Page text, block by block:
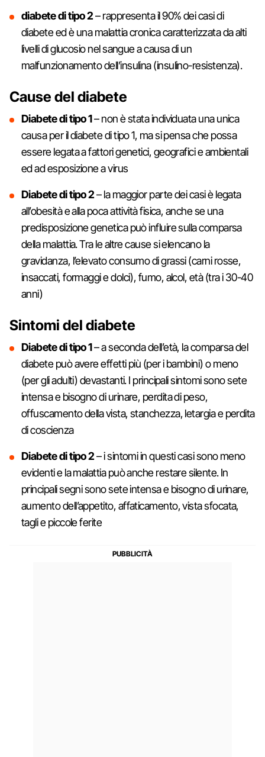
diabete di tipo 2– rappresenta il 90% dei casi di
diabete ed è una malattia cronica caratterizzata da alti
livelli di glucosio nel sangue a causa di un
malfunzionamento dell’insulina (insulino-resistenza).
Cause del diabete
Diabete di tipo 1– non è stata individuata una unica
causa per il diabete di tipo 1, ma si pensa che possa
essere legata a fattori genetici, geografici e ambientali
ed ad esposizione a virus
Diabete di tipo 2– la maggior parte dei casi è legata
all’obesità e alla poca attività fisica, anche se una
predisposizione genetica può influire sulla comparsa
della malattia. Tra le altre cause si elencano la
gravidanza, l’elevato consumo di grassi (carni rosse,
insaccati, formaggi e dolci), fumo, alcol, età (tra i 30-40
anni)
Sintomi del diabete
Diabete di tipo 1– a seconda dell’età, la comparsa del
diabete può avere effetti più (per i bambini) o meno
(per gli adulti) devastanti. I principali sintomi sono sete
intensa e bisogno di urinare, perdita di peso,
offuscamento della vista, stanchezza, letargia e perdita
di coscienza
Diabete di tipo 2– i sintomi in questi casi sono meno
evidenti e la malattia può anche restare silente. In
principali segni sono sete intensa e bisogno di urinare,
aumento dell’appetito, affaticamento, vista sfocata,
tagli e piccole ferite